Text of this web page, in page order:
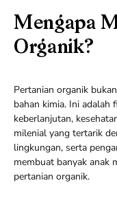
Mengapa
Organik?
Pertanian organik
bahan kimia. Ini
keberlanjutan,
milenial yang tertarik
lingkungan, serta
membuat banyak anak
pertanian organik.